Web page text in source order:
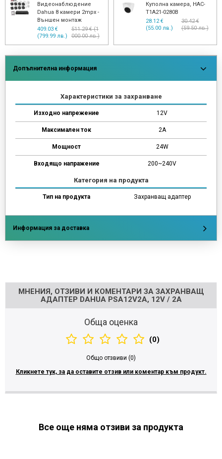
Видеонаблюдение
Dahua 8 камери 2mpx -
Външен монтаж
409.03 €
(799.99 лв.)
511.29 € (1
000.00 лв.)
Куполна камера, HAC-
T1A21-0280B
28.12 €
(55.00 лв.)
30.42 €
(59.50 лв.)
Допълнителна информация
Характеристики за захранване
Изходно напрежение 12V
Максимален ток 2A
Мощност 24W
Входящо напражение 200~240V
Категория на продукта
Тип на продукта Захранващ адаптер
Информация за доставка
МНЕНИЯ, ОТЗИВИ И КОМЕНТАРИ ЗА ЗАХРАНВАЩ
АДАПТЕР DAHUA PSA12V2A, 12V / 2A
Обща оценка
(0)
Общо отзвиви (0)
Кликнете тук, за да оставите отзив или коментар към продукт.
Все още няма отзиви за продукта